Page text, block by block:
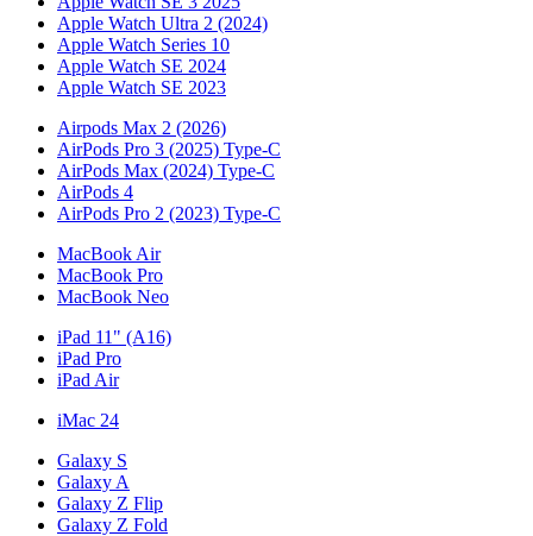
Apple Watch Ultra 2 (2024)
Apple Watch Series 10
Apple Watch SE 2024
Apple Watch SE 2023
Airpods Max 2 (2026)
AirPods Pro 3 (2025) Type-C
AirPods Max (2024) Type-C
AirPods 4
AirPods Pro 2 (2023) Type-C
MacBook Air
MacBook Pro
MacBook Neo
iPad 11" (A16)
iPad Pro
iPad Air
iMac 24
Galaxy S
Galaxy A
Galaxy Z Flip
Galaxy Z Fold